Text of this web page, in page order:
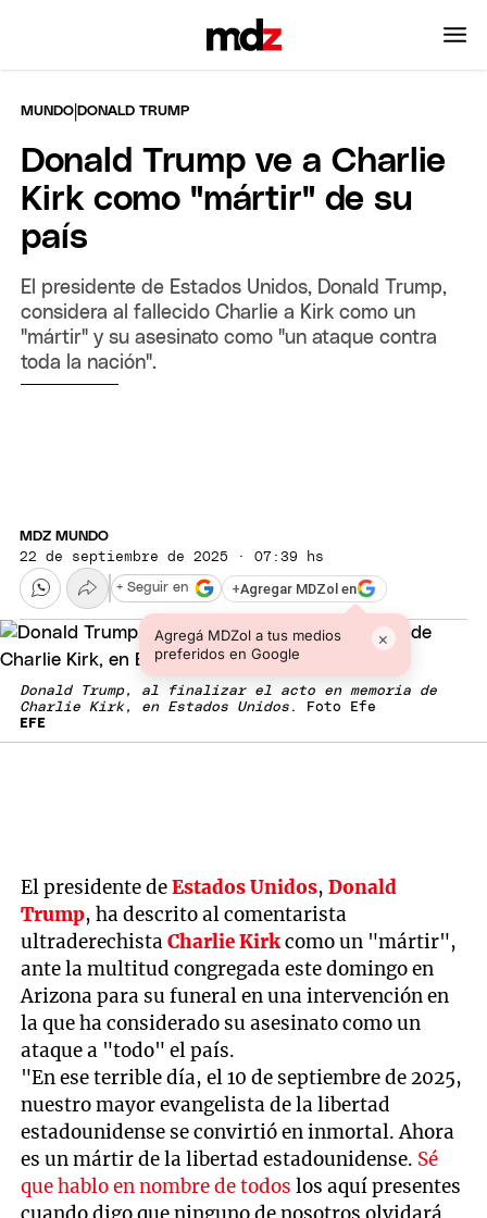
MUNDO |DONALD TRUMP
Donald Trump ve a Charlie
Kirk como "mártir" de su
país
El presidente de Estados Unidos, Donald Trump,
considera al fallecido Charlie a Kirk como un
"mártir" y su asesinato como "un ataque contra
toda la nación".
MDZ MUNDO
22 de septiembre de 2025 · 07:39 hs
+Agregar MDZol en
Agregá MDZol a tus medios
preferidos en Google
×
+ Seguir en
Donald Trump, al finalizar el acto en memoria de
Charlie Kirk, en Estados Unidos . Foto Efe
EFE
El presidente deEstados Unidos,Donald
Trump, ha descrito al comentarista
ultraderechistaCharlie Kirkcomo un "mártir",
ante la multitud congregada este domingo en
Arizona para su funeral en una intervención en
la que ha considerado su asesinato como un
ataque a "todo" el país.
"En ese terrible día, el 10 de septiembre de 2025,
nuestro mayor evangelista de la libertad
estadounidense se convirtió en inmortal. Ahora
es un mártir de la libertad estadounidense. Sé
que hablo en nombre de todos los aquí presentes
cuando digo que ninguno de nosotros olvidará